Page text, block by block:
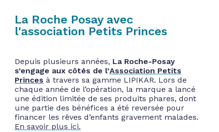
La Roche Posay avec
l'association Petits Princes
Depuis plusieurs années, La Roche-Posay
s’engage aux côtés de l’Association Petits
Princes à travers sa gamme LIPIKAR. Lors de
chaque année de l’opération, la marque a lancé
une édition limitée de ses produits phares, dont
une partie des bénéfices a été reversée pour
financer les rêves d’enfants gravement malades.
En savoir plus ici.